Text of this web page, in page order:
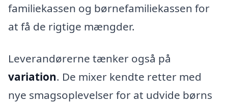
familiekassen og børnefamiliekassen for
at få de rigtige mængder.
Leverandørerne tænker også på
variation. De mixer kendte retter med
nye smagsoplevelser for at udvide børns